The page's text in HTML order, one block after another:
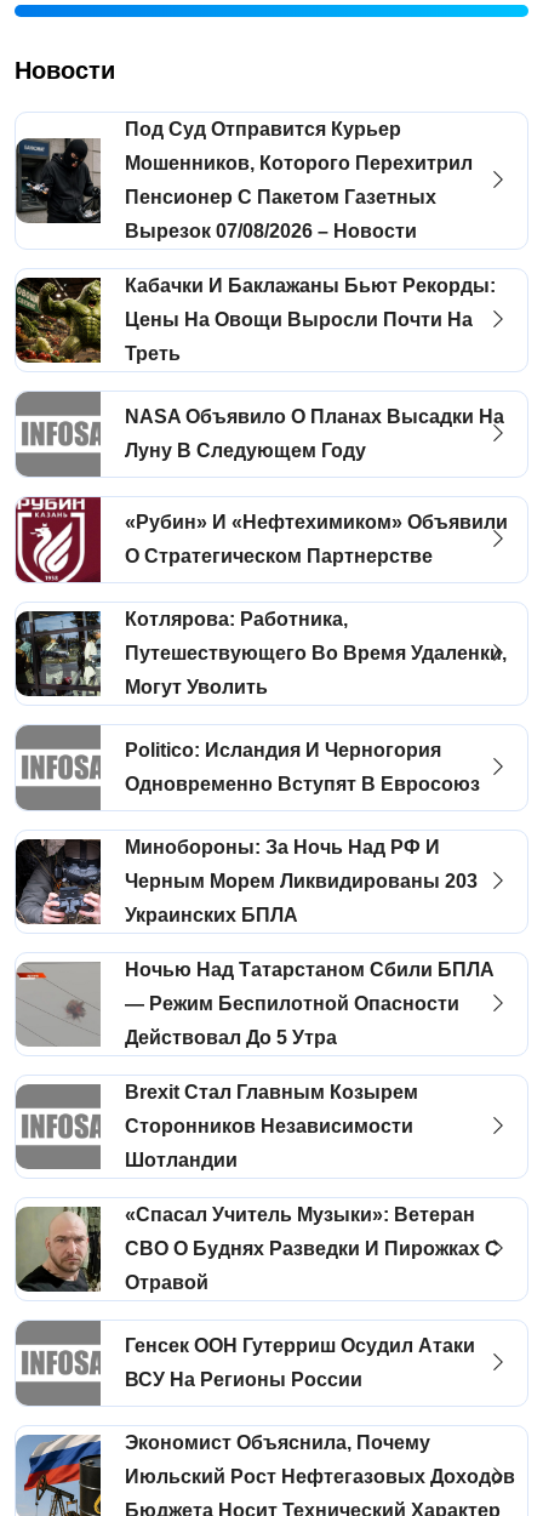
Новости
Под Суд Отправится Курьер
Мошенников, Которого Перехитрил
Пенсионер С Пакетом Газетных
Вырезок 07/08/2026 – Новости
Кабачки И Баклажаны Бьют Рекорды:
Цены На Овощи Выросли Почти На
Треть
NASA Объявило О Планах Высадки На
Луну В Следующем Году
«Рубин» И «Нефтехимиком» Объявили
О Стратегическом Партнерстве
Котлярова: Работника,
Путешествующего Во Время Удаленки,
Могут Уволить
Politico: Исландия И Черногория
Одновременно Вступят В Евросоюз
Минобороны: За Ночь Над РФ И
Черным Морем Ликвидированы 203
Украинских БПЛА
Ночью Над Татарстаном Сбили БПЛА
— Режим Беспилотной Опасности
Действовал До 5 Утра
Brexit Стал Главным Козырем
Сторонников Независимости
Шотландии
«Спасал Учитель Музыки»: Ветеран
СВО О Буднях Разведки И Пирожках С
Отравой
Генсек ООН Гутерриш Осудил Атаки
ВСУ На Регионы России
Экономист Объяснила, Почему
Июльский Рост Нефтегазовых Доходов
Бюджета Носит Технический Характер